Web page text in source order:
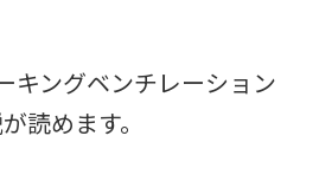
キングベンチレーション
読めます。